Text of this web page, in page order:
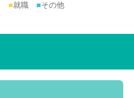
■就職 ■その他